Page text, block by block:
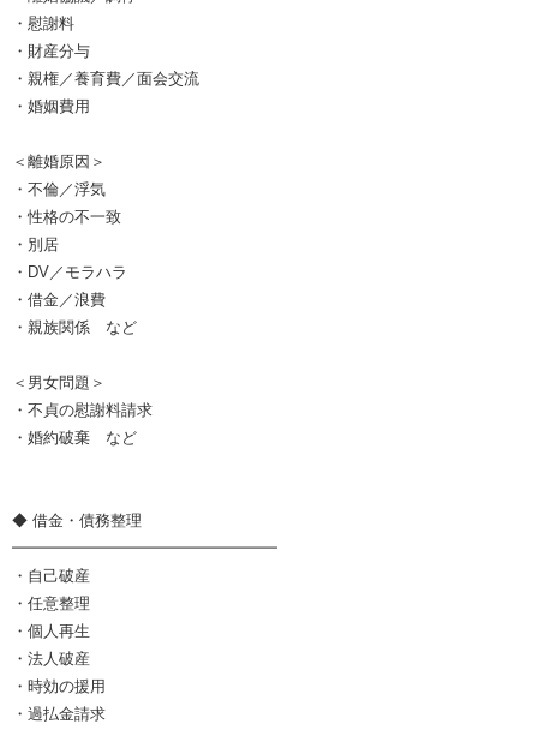
・慰謝料
・財産分与
・親権／養育費／面会交流
・婚姻費用
＜離婚原因＞
・不倫／浮気
・性格の不一致
・別居
・DV／モラハラ
・借金／浪費
・親族関係 など
＜男女問題＞
・不貞の慰謝料請求
・婚約破棄 など
◆ 借金・債務整理
━━━━━━━━━━━━━━━━━
・自己破産
・任意整理
・個人再生
・法人破産
・時効の援用
・過払金請求